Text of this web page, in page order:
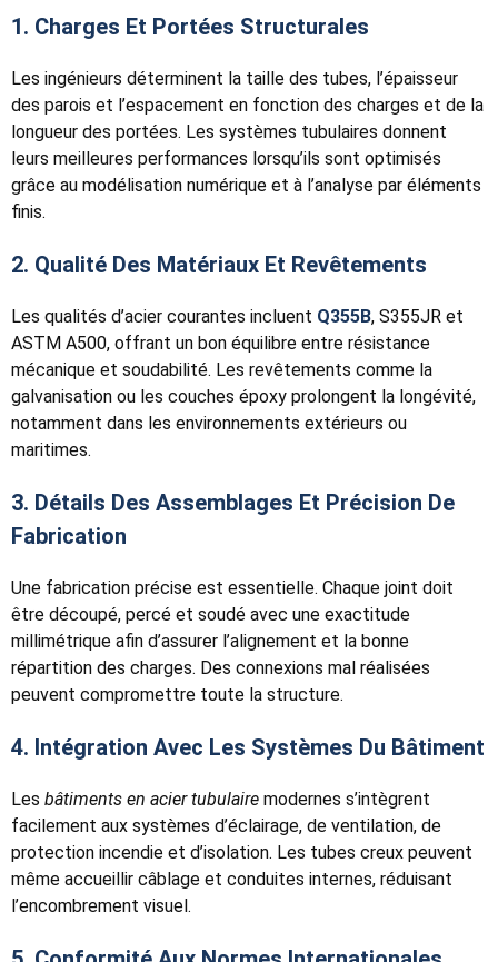
1. Charges Et Portées Structurales
Les ingénieurs déterminent la taille des tubes, l’épaisseur
des parois et l’espacement en fonction des charges et de la
longueur des portées. Les systèmes tubulaires donnent
leurs meilleures performances lorsqu’ils sont optimisés
grâce au modélisation numérique et à l’analyse par éléments
finis.
2. Qualité Des Matériaux Et Revêtements
Les qualités d’acier courantes incluent Q355B, S355JR et
ASTM A500, offrant un bon équilibre entre résistance
mécanique et soudabilité. Les revêtements comme la
galvanisation ou les couches époxy prolongent la longévité,
notamment dans les environnements extérieurs ou
maritimes.
3. Détails Des Assemblages Et Précision De
Fabrication
Une fabrication précise est essentielle. Chaque joint doit
être découpé, percé et soudé avec une exactitude
millimétrique afin d’assurer l’alignement et la bonne
répartition des charges. Des connexions mal réalisées
peuvent compromettre toute la structure.
4. Intégration Avec Les Systèmes Du Bâtiment
Les bâtiments en acier tubulaire modernes s’intègrent
facilement aux systèmes d’éclairage, de ventilation, de
protection incendie et d’isolation. Les tubes creux peuvent
même accueillir câblage et conduites internes, réduisant
l’encombrement visuel.